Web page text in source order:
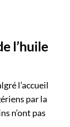
l’huile
l’accueil
par la
n’ont pas